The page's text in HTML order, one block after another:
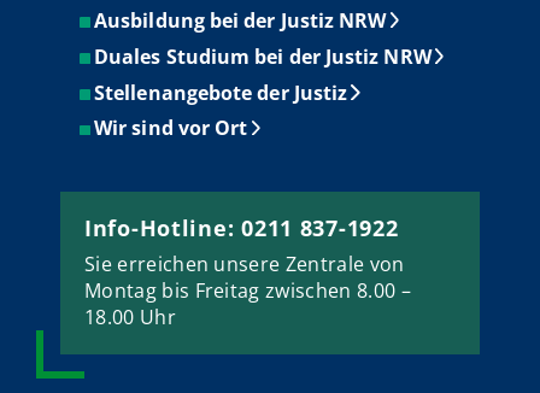
Ausbildung bei der Justiz NRW
Duales Studium bei der Justiz NRW
Stellenangebote der Justiz
Wir sind vor Ort
Info-Hotline: 0211 837-1922
Sie erreichen unsere Zentrale von
Montag bis Freitag zwischen 8.00 –
18.00 Uhr